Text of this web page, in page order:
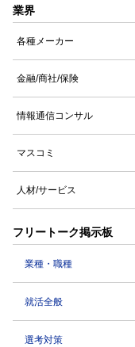
業界
各種メーカー
金融/商社/保険
情報通信コンサル
マスコミ
人材/サービス
フリートーク掲示板
業種・職種
就活全般
選考対策